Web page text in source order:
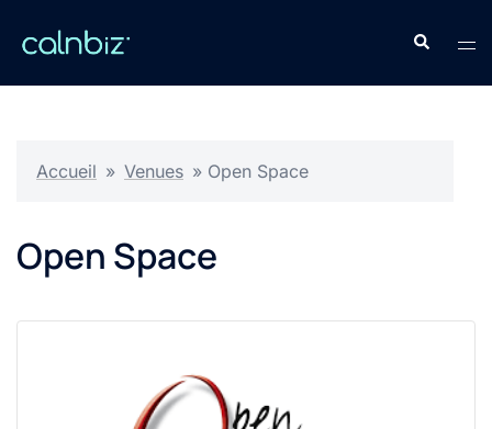
Accueil » Venues » Open Space
Open Space